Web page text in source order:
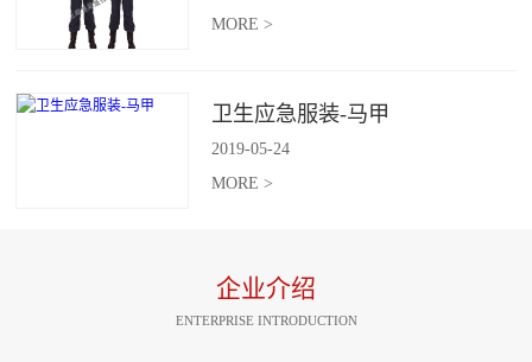
MORE >
卫生应急服装-马甲
2019-05-24
MORE >
企业介绍
ENTERPRISE INTRODUCTION